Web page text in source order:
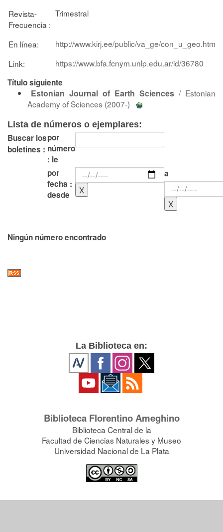
Revista-
Frecuencia :
Trimestral
En línea:
http://www.kirj.ee/public/va_ge/con_u_geo.htm
Link:
https://www.bfa.fcnym.unlp.edu.ar/id/36780
Título siguiente
Estonian Journal of Earth Sciences / Estonian
Academy of Sciences (2007-)
Lista de números o ejemplares:
Buscar los
boletines :
por
número
: le
por
fecha :
desde
a
Ningún número encontrado
La Biblioteca en:
Biblioteca Florentino Ameghino
Biblioteca Central de la
Facultad de Ciencias Naturales y Museo
Universidad Nacional de La Plata